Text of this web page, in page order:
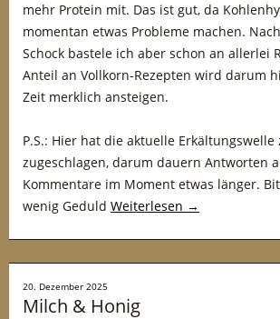
mehr Protein mit. Das ist gut, da
momentan etwas Probleme machen.
Schock bastele ich aber schon an allerlei
Anteil an Vollkorn-Rezepten wird darum
Zeit merklich ansteigen.
P.S.: Hier hat die aktuelle Erkältungswelle
zugeschlagen, darum dauern Antworten
Kommentare im Moment etwas länger.
wenig Geduld Weiterlesen →
20. Dezember 2025
Milch & Honig